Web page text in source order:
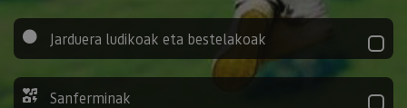
Jarduera ludikoak eta bestelakoak
Sanferminak